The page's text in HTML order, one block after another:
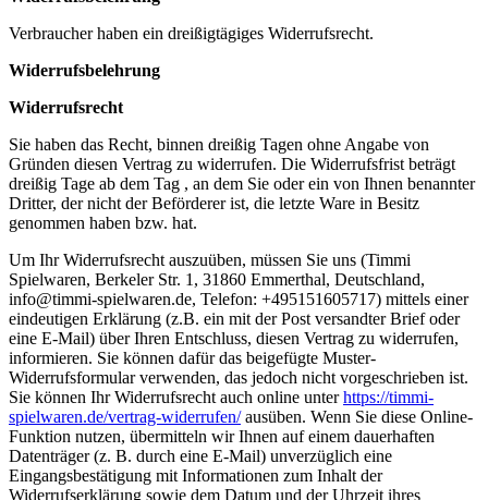
Verbraucher haben ein dreißigtägiges Widerrufsrecht.
Widerrufsbelehrung
Widerrufsrecht
Sie haben das Recht, binnen dreißig Tagen ohne Angabe von
Gründen diesen Vertrag zu widerrufen. Die Widerrufsfrist beträgt
dreißig Tage ab dem Tag , an dem Sie oder ein von Ihnen benannter
Dritter, der nicht der Beförderer ist, die letzte Ware in Besitz
genommen haben bzw. hat.
Um Ihr Widerrufsrecht auszuüben, müssen Sie uns (Timmi
Spielwaren, Berkeler Str. 1, 31860 Emmerthal, Deutschland,
info@timmi-spielwaren.de, Telefon: +495151605717) mittels einer
eindeutigen Erklärung (z.B. ein mit der Post versandter Brief oder
eine E-Mail) über Ihren Entschluss, diesen Vertrag zu widerrufen,
informieren. Sie können dafür das beigefügte Muster-
Widerrufsformular verwenden, das jedoch nicht vorgeschrieben ist.
Sie können Ihr Widerrufsrecht auch online unterhttps://timmi-
spielwaren.de/vertrag-widerrufen/ausüben. Wenn Sie diese Online-
Funktion nutzen, übermitteln wir Ihnen auf einem dauerhaften
Datenträger (z. B. durch eine E-Mail) unverzüglich eine
Eingangsbestätigung mit Informationen zum Inhalt der
Widerrufserklärung sowie dem Datum und der Uhrzeit ihres